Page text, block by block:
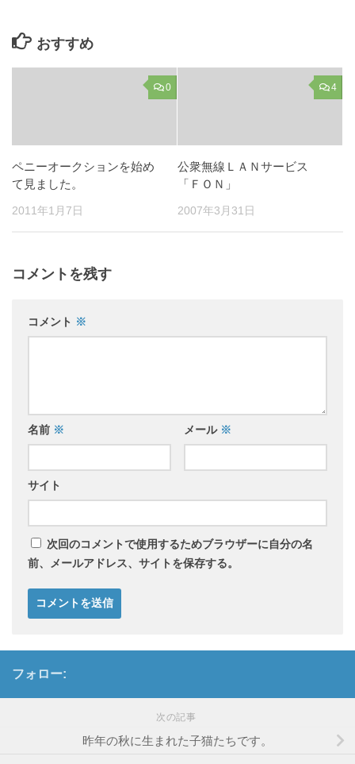
おすすめ
0
ペニーオークションを始め
て見ました。
2011年1月7日
4
公衆無線ＬＡＮサービス
「ＦＯＮ」
2007年3月31日
コメントを残す
コメント ※
名前 ※ メール ※
サイト
次回のコメントで使用するためブラウザーに自分の名
前、メールアドレス、サイトを保存する。
フォロー:
次の記事
昨年の秋に生まれた子猫たちです。